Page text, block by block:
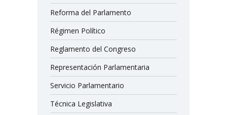
Reforma del Parlamento
Régimen Político
Reglamento del Congreso
Representación Parlamentaria
Servicio Parlamentario
Técnica Legislativa